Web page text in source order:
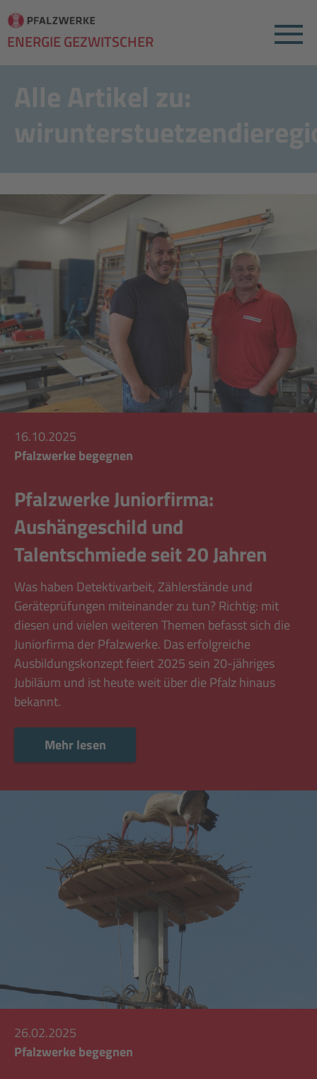
ENERGIE GEZWITSCHER Menu
Alle Artikel zu:
16.10.2025
Pfalzwerke begegnen
Pfalzwerke Juniorfirma:
Aushängeschild und
Talentschmiede seit 20 Jahren
Was haben Detektivarbeit, Zählerstände und
Geräteprüfungen miteinander zu tun? Richtig: mit
diesen und vielen weiteren Themen befasst sich die
Juniorfirma der Pfalzwerke. Das erfolgreiche
Ausbildungskonzept feiert 2025 sein 20-jähriges
Jubiläum und ist heute weit über die Pfalz hinaus
bekannt.
Mehr lesen
26.02.2025
Pfalzwerke begegnen